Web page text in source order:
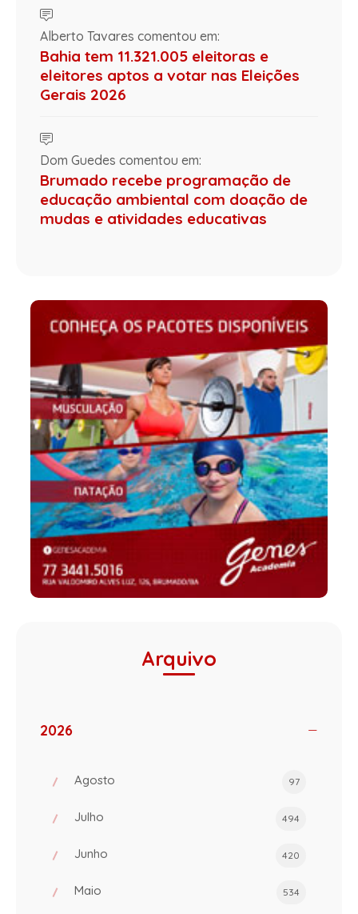
Alberto Tavares comentou em:
Bahia tem 11.321.005 eleitoras e
eleitores aptos a votar nas Eleições
Gerais 2026
Dom Guedes comentou em:
Brumado recebe programação de
educação ambiental com doação de
mudas e atividades educativas
Arquivo
2026
Agosto 97
Julho 494
Junho 420
Maio 534